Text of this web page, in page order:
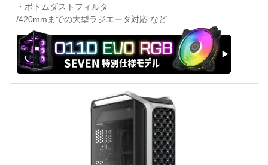
・ボトムダストフィルタ
/420mmまでの大型ラジエータ対応 など